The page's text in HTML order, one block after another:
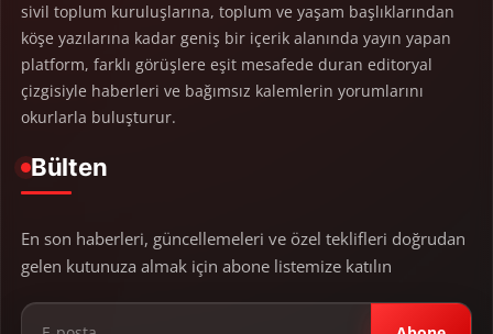
sivil toplum kuruluşlarına, toplum ve yaşam başlıklarından
köşe yazılarına kadar geniş bir içerik alanında yayın yapan
platform, farklı görüşlere eşit mesafede duran editoryal
çizgisiyle haberleri ve bağımsız kalemlerin yorumlarını
okurlarla buluşturur.
Bülten
En son haberleri, güncellemeleri ve özel teklifleri doğrudan
gelen kutunuza almak için abone listemize katılın